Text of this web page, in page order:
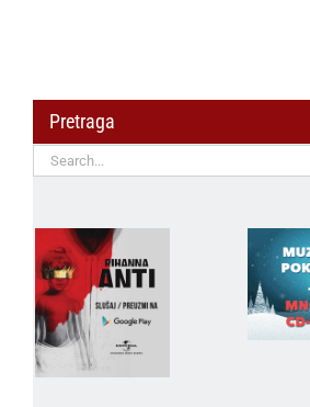
Pretraga
Search
for: